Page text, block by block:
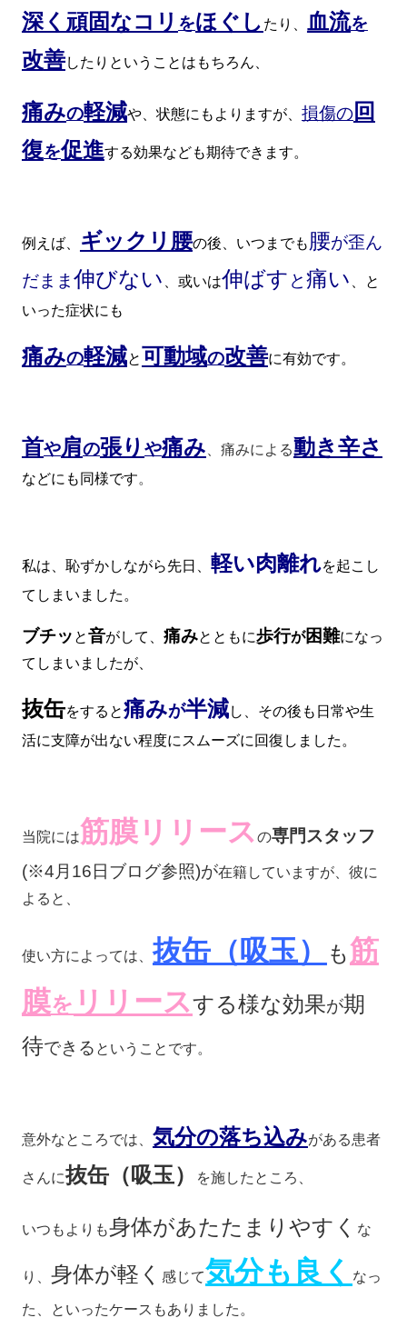
深く頑固なコリ をほぐし たり、 血流を
改善したりということはもちろん、
痛みの軽減や、状態にもよりますが、 損傷の回
復を促進する効果なども期待できます。
例えば、 ギックリ腰の後、いつまでも 腰が歪ん
だまま伸びない 、或いは伸ばす と痛い
、と
いった症状にも
痛みの軽減と可動域の改善に有効です。
首や肩の張り や痛み 、痛みによる動き辛さ
などにも同様です。
私は、恥ずかしながら先日、 軽い肉離れを起こし
てしまいました。
ブチッ と音がして、 痛みとともに歩行が困難になっ
てしまいましたが、
抜缶をすると痛みが半減し、その後も日常や生
活に支障が出ない程度にスムーズに回復しました。
当院には筋膜リリースの専門スタッフ
(※4月16日ブログ参照)が在籍していますが、彼に
よると、
使い方によっては、抜缶（吸玉） も筋
膜を リリースする様な効果が期
待できる ということです。
意外なところでは、 気分の落ち込みがある患者
さんに抜缶（吸玉） を施したところ、
いつもよりも身体があたたまりやすく な
り、 身体が軽く 感じて気分も良く なっ
た、といったケースもありました。